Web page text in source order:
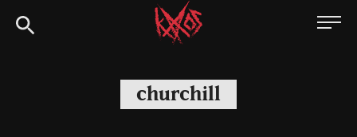
Siirry
suoraan
Kaaoszine
churchill